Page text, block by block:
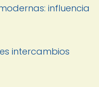
influencia
intercambios